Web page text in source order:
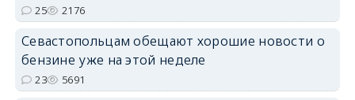
25 2176
Севастопольцам обещают хорошие новости о
бензине уже на этой неделе
23 5691